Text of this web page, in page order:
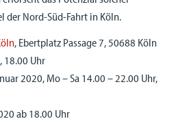
der Nord-Süd-Fahrt in Köln.
, Ebertplatz Passage 7, 50688 Köln
18.00 Uhr
2020, Mo – Sa 14.00 – 22.00 Uhr,
ab 18.00 Uhr